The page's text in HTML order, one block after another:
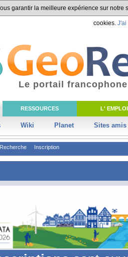
garantir la meilleure expérience sur
cookies. J'ai
RESSOURCES L' EMPLOI
Wiki Planet Sites amis
Le portail
Recherche Inscription